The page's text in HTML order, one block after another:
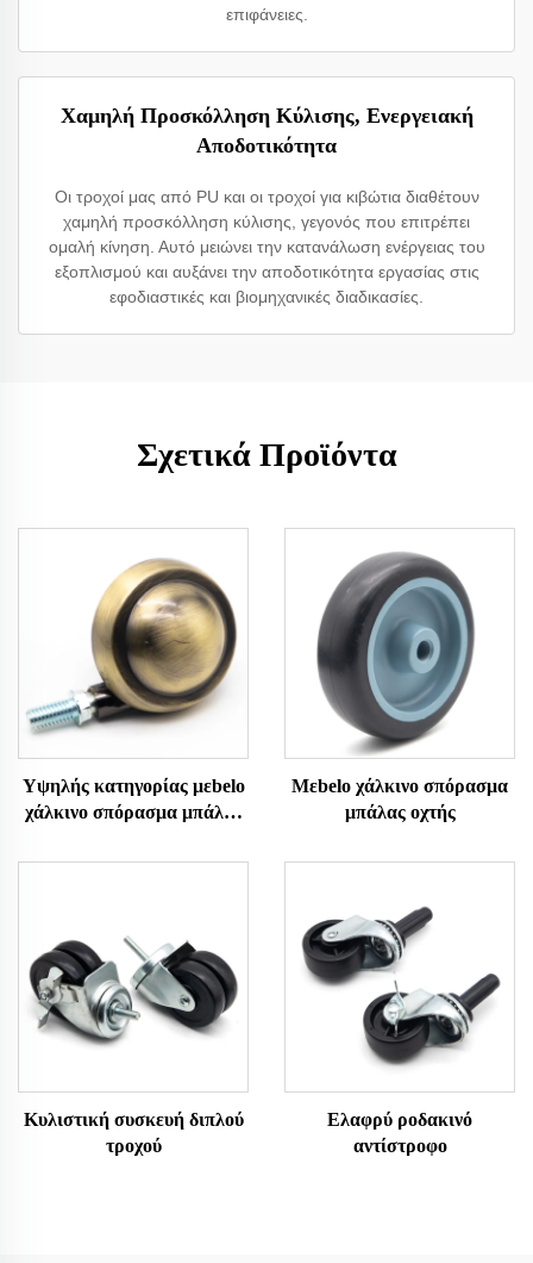
επιφάνειες.
Χαμηλή Προσκόλληση Κύλισης, Ενεργειακή
Αποδοτικότητα
Οι τροχοί μας από PU και οι τροχοί για κιβώτια διαθέτουν
χαμηλή προσκόλληση κύλισης, γεγονός που επιτρέπει
ομαλή κίνηση. Αυτό μειώνει την κατανάλωση ενέργειας του
εξοπλισμού και αυξάνει την αποδοτικότητα εργασίας στις
εφοδιαστικές και βιομηχανικές διαδικασίες.
Σχετικά Προϊόντα
Υψηλής κατηγορίας μεbelo
χάλκινο σπόρασμα μπάλας
Μεbelo χάλκινο σπόρασμα
μπάλας οχτής
Κυλιστική συσκευή διπλού
τροχού
Ελαφρύ ροδακινό
αντίστροφο